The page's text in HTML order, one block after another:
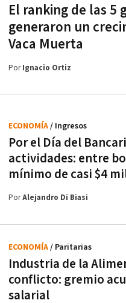
El ranking de las 5
generaron un
Vaca Muerta
PorIgnacio Ortiz
Por el Día del
actividades: entre
mínimo de casi $4
ECONOMÍA/ Ingresos
PorAlejandro Di Biasi
Industria de la
conflicto: gremio
salarial
ECONOMÍA/ Paritarias